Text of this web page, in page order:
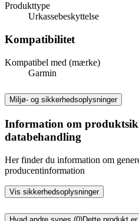
Produkttype
Urkassebeskyttelse
Kompatibilitet
Kompatibel med (mærke)
Garmin
Miljø- og sikkerhedsoplysninger
Information om
databehandling
Her finder du information om
producentinformation
Vis sikkerhedsoplysninger